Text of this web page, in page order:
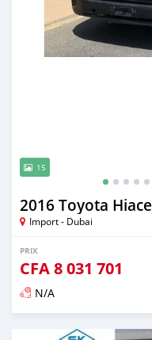
15
2016 Toyota Hiace
Import - Dubai
PRIX
CFA8 031 701
N/A
Publié il y a presque 6 ans